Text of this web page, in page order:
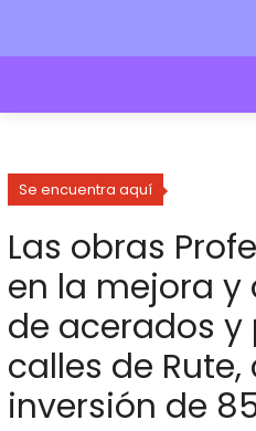
Se encuentra aquí
Las obras
en la mejora
de acerados y
calles de
inversión de